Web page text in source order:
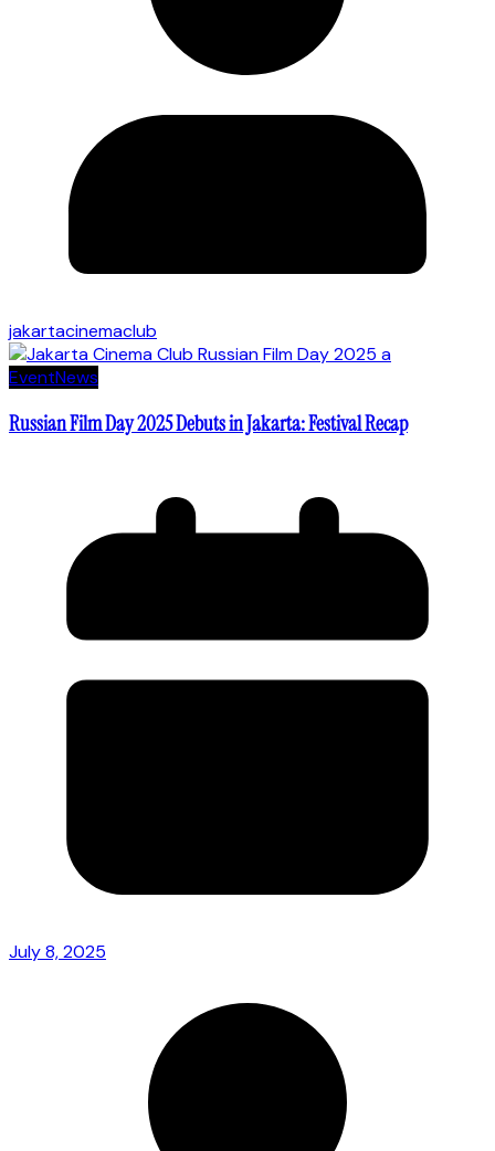
jakartacinemaclub
EventNews
Russian Film Day 2025 Debuts in Jakarta: Festival Recap
July 8, 2025